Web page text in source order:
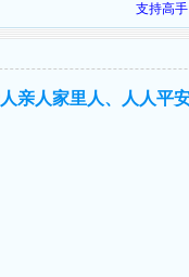
支持高
亲人家里人、人人平安